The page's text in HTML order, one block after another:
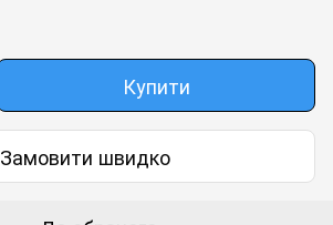
Купити
Замовити швидко